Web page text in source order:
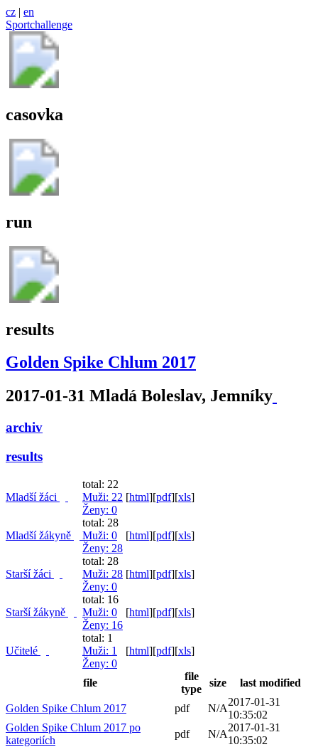
cz | en
Sportchallenge
casovka
run
results
Golden Spike Chlum 2017
2017-01-31 Mladá Boleslav, Jemníky
archiv
results
Mladší žáci
total: 22
Muži: 22
Ženy: 0
[html][pdf][xls]
Mladší žákyně
total: 28
Muži: 0
Ženy: 28
[html][pdf][xls]
Starší žáci
total: 28
Muži: 28
Ženy: 0
[html][pdf][xls]
Starší žákyně
total: 16
Muži: 0
Ženy: 16
[html][pdf][xls]
Učitelé
total: 1
Muži: 1
Ženy: 0
[html][pdf][xls]
file
file
type
size last modified
Golden Spike Chlum 2017 pdf N/A
2017-01-31
10:35:02
Golden Spike Chlum 2017 po
kategoriích
pdf N/A
2017-01-31
10:35:02